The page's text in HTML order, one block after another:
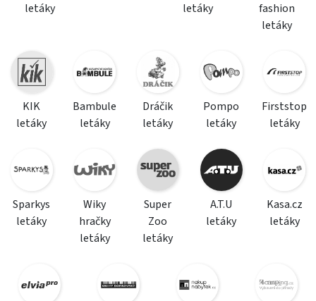
letáky
letáky
fashion
letáky
KIK
letáky
Bambule
letáky
Dráčik
letáky
Pompo
letáky
Firststop
letáky
Sparkys
letáky
Wiky
hračky
letáky
Super
Zoo
letáky
A.T.U
letáky
Kasa.cz
letáky